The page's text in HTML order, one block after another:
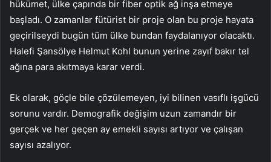
hükümet, ülke çapında bir fiber optik ağ inşa etmeye
başladı. O zamanlar fütürist bir proje olan bu proje hayata
geçirilseydi bugün tüm ülke bundan faydalanıyor olacaktı.
Halefi Şansölye Helmut Kohl bunun yerine zayıf bakır tel
ağına para akıtmaya karar verdi.
Ek olarak, göçle bile çözülemeyen, iyi bilinen vasıflı işgücü
sorunu vardır. Demografik değişim uzun zamandır bir
gerçek ve her geçen ay emekli sayısı artıyor ve çalışan
sayısı azalıyor.